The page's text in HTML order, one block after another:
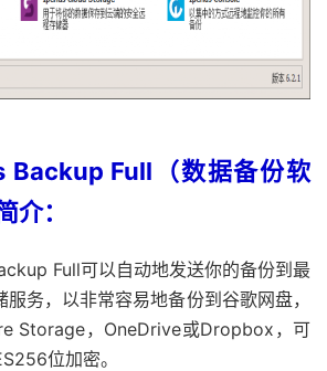
Backup Full（数据备份软
介：
Full可以自动地发送你的备份到最
务，以非常容易地备份到谷歌网盘，
Storage，OneDrive或Dropbox，可
位加密。